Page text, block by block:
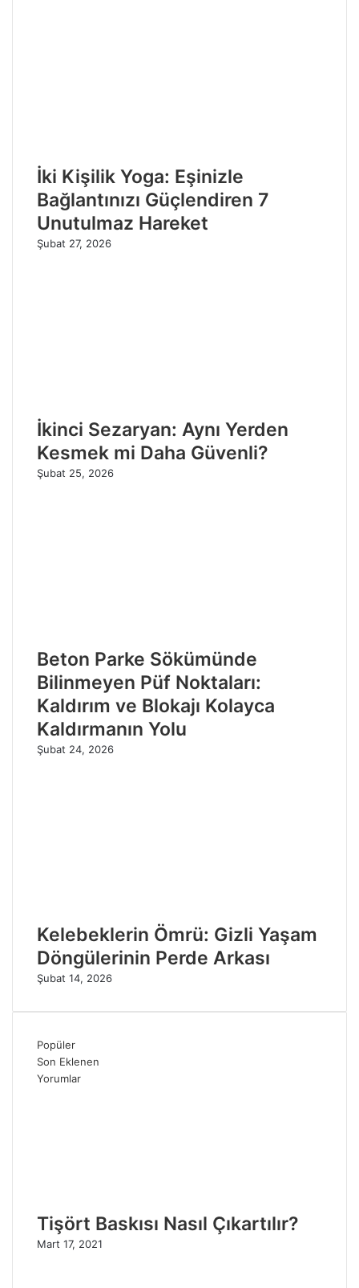
İki Kişilik Yoga: Eşinizle
Bağlantınızı Güçlendiren 7
Unutulmaz Hareket
Şubat 27, 2026
İkinci Sezaryan: Aynı Yerden
Kesmek mi Daha Güvenli?
Şubat 25, 2026
Beton Parke Sökümünde
Bilinmeyen Püf Noktaları:
Kaldırım ve Blokajı Kolayca
Kaldırmanın Yolu
Şubat 24, 2026
Kelebeklerin Ömrü: Gizli Yaşam
Döngülerinin Perde Arkası
Şubat 14, 2026
Popüler
Son Eklenen
Yorumlar
Tişört Baskısı Nasıl Çıkartılır?
Mart 17, 2021